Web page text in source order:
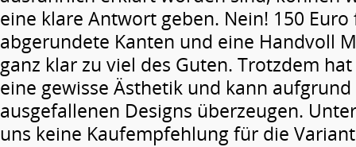
eine klare Antwort geben. Nein! 150
abgerundete Kanten und eine Handvoll
ganz klar zu viel des Guten. Trotzdem
eine gewisse Ästhetik und kann
ausgefallenen Designs überzeugen.
uns keine Kaufempfehlung für die